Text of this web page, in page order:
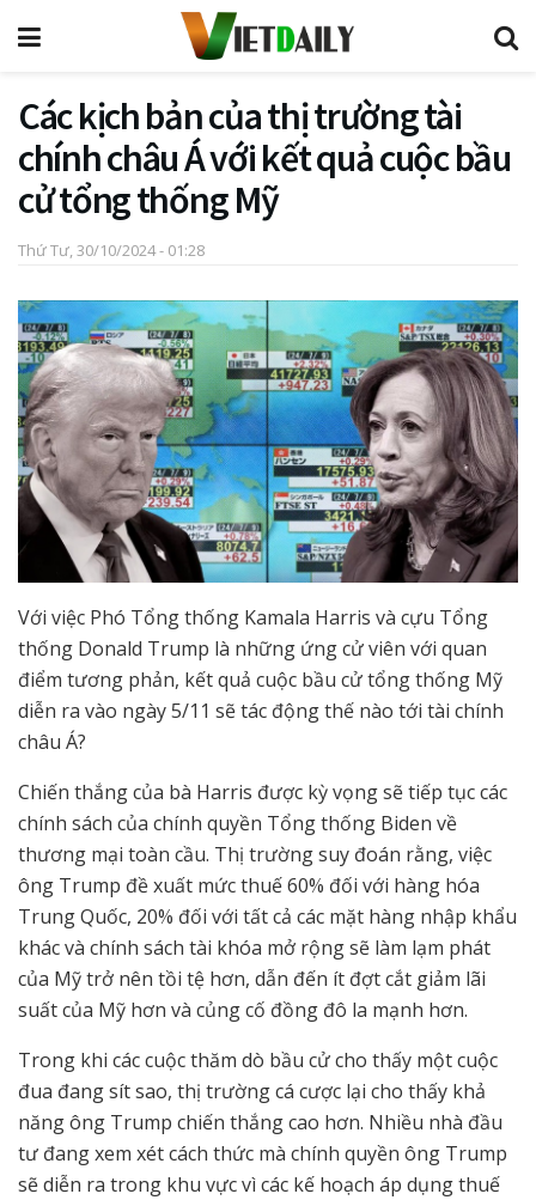
Các kịch bản của thị trường tài
chính châu Á với kết quả cuộc bầu
cử tổng thống Mỹ
Thứ Tư, 30/10/2024 - 01:28
Với việc Phó Tổng thống Kamala Harris và cựu Tổng
thống Donald Trump là những ứng cử viên với quan
điểm tương phản, kết quả cuộc bầu cử tổng thống Mỹ
diễn ra vào ngày 5/11 sẽ tác động thế nào tới tài chính
châu Á?
Chiến thắng của bà Harris được kỳ vọng sẽ tiếp tục các
chính sách của chính quyền Tổng thống Biden về
thương mại toàn cầu. Thị trường suy đoán rằng, việc
ông Trump đề xuất mức thuế 60% đối với hàng hóa
Trung Quốc, 20% đối với tất cả các mặt hàng nhập khẩu
khác và chính sách tài khóa mở rộng sẽ làm lạm phát
của Mỹ trở nên tồi tệ hơn, dẫn đến ít đợt cắt giảm lãi
suất của Mỹ hơn và củng cố đồng đô la mạnh hơn.
Trong khi các cuộc thăm dò bầu cử cho thấy một cuộc
đua đang sít sao, thị trường cá cược lại cho thấy khả
năng ông Trump chiến thắng cao hơn. Nhiều nhà đầu
tư đang xem xét cách thức mà chính quyền ông Trump
sẽ diễn ra trong khu vực vì các kế hoạch áp dụng thuế